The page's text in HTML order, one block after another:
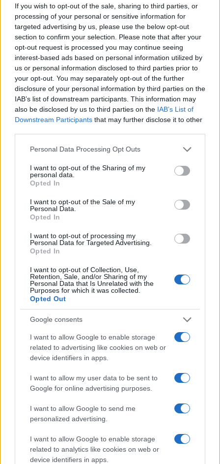
If you wish to opt-out of the sale, sharing to third parties, or
processing of your personal or sensitive information for
targeted advertising by us, please use the below opt-out
section to confirm your selection. Please note that after your
opt-out request is processed you may continue seeing
interest-based ads based on personal information utilized by
us or personal information disclosed to third parties prior to
your opt-out. You may separately opt-out of the further
disclosure of your personal information by third parties on the
IAB’s list of downstream participants. This information may
also be disclosed by us to third parties on the IAB’s List of
Downstream Participants that may further disclose it to other
Please note that this website/app uses one or more Google
not limited to your visit or usage behaviour. You may click to
grant or deny consent to Google and its third-party tags to
use your data for below specified purposes in below Google
consent section.
Personal Data Processing Opt Outs
I want to opt-out of the Sharing of my
personal data.
Opted In
I want to opt-out of the Sale of my
Personal Data.
Opted In
I want to opt-out of processing my
Personal Data for Targeted Advertising.
Opted In
I want to opt-out of Collection, Use,
Retention, Sale, and/or Sharing of my
Personal Data that Is Unrelated with the
Purposes for which it was collected.
Opted Out
Google consents
I want to allow Google to enable storage
related to advertising like cookies on web or
device identifiers in apps.
I want to allow my user data to be sent to
Google for online advertising purposes.
I want to allow Google to send me
personalized advertising.
I want to allow Google to enable storage
related to analytics like cookies on web or
device identifiers in apps.
Sigue leyendo
INVERSIONES
Guía para evaluar RWA: custodios, oráculos, liquidez y riesgo
Marta Ruiz · 6 Ago 2026
Diferencias entre análisis técnico y fundamental: cuándo
aplicar cada método
Marta Ruiz · 6 Ago 2026
INVERSIONES